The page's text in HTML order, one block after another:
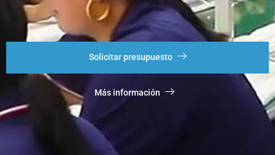
Solicitar presupuesto
Más información